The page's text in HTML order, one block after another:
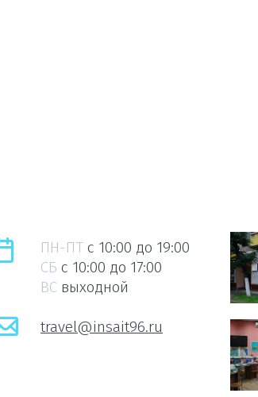
travel@insait96.ru
ПН-ПТ c 10:00 до 19:00
СБ c 10:00 до 17:00
ВС выходной